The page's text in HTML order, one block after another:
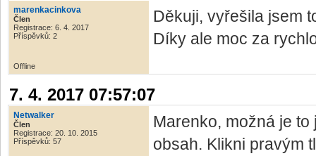
marenkacinkova
Člen
Registrace: 6. 4. 2017
Příspěvků: 2
Děkuji, vyřešila jsem
Díky ale moc za
Offline
7. 4. 2017 07:57:07
Netwalker
Člen
Registrace: 20. 10. 2015
Příspěvků: 57
Marenko, možná je
obsah. Klikni pravým